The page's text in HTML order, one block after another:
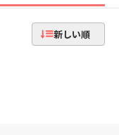
新しい順